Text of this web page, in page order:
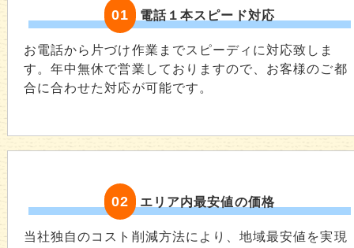
01 電話１本スピード対応
お電話から片づけ作業までスピーディに対応致しま
す。年中無休で営業しておりますので、お客様のご都
合に合わせた対応が可能です。
02 エリア内最安値の価格
当社独自のコスト削減方法により、地域最安値を実現